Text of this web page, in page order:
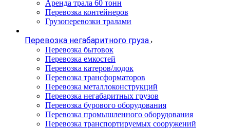
Аренда трала 60 тонн
Перевозка контейнеров
Грузоперевозки тралами
Перевозка негабаритного груза
Перевозка бытовок
Перевозка емкостей
Перевозка катеров/лодок
Перевозка трансформаторов
Перевозка металлоконструкций
Перевозка негабаритных грузов
Перевозка бурового оборудования
Перевозка промышленного оборудования
Перевозка транспортируемых сооружений